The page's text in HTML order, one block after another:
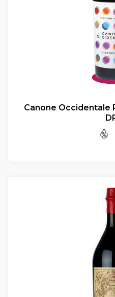
Canone Occidentale